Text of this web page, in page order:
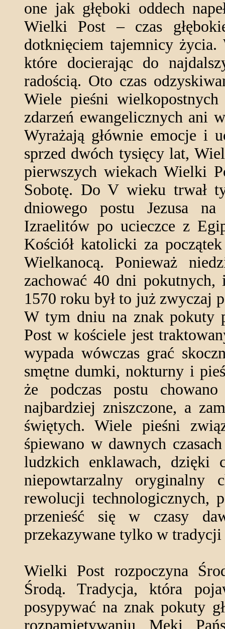
one jak głęboki oddech
Wielki Post – czas
dotknięciem tajemnicy życia.
które docierając do
radością. Oto czas
Wiele pieśni
zdarzeń ewangelicznych ani
Wyrażają głównie emocje i
sprzed dwóch tysięcy lat,
pierwszych wiekach Wielki
Sobotę. Do V wieku trwał
dniowego postu Jezusa
Izraelitów po ucieczce z
Kościół katolicki za
Wielkanocą. Ponieważ
zachować 40 dni pokutnych,
1570 roku był to już zwyczaj
W tym dniu na znak pokuty
Post w kościele jest
wypada wówczas grać
smętne dumki, nokturny i
że podczas postu
najbardziej zniszczone, a
świętych. Wiele pieśni
śpiewano w dawnych
ludzkich enklawach, dzięki
niepowtarzalny oryginalny
rewolucji technologicznych,
przenieść się w czasy
przekazywane tylko w tradycji
Wielki Post rozpoczyna
Środą. Tradycja, która
posypywać na znak pokuty
rozpamiętywaniu Męki